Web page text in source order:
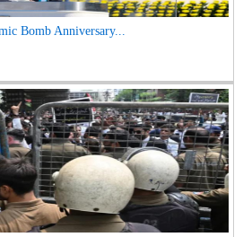
Bomb Anniversary...